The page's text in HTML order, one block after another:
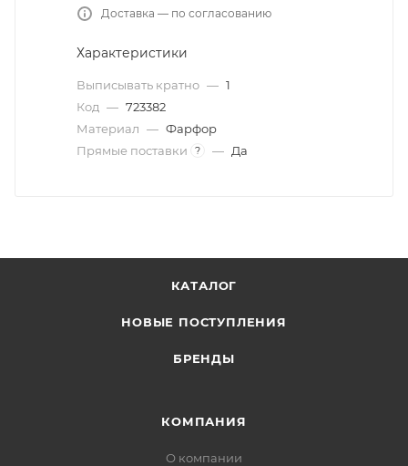
Доставка — по согласованию
Характеристики
Выписывать кратно — 1
Код — 723382
Материал — Фарфор
Прямые поставки
? — Да
КАТАЛОГ
НОВЫЕ ПОСТУПЛЕНИЯ
БРЕНДЫ
КОМПАНИЯ
О компании